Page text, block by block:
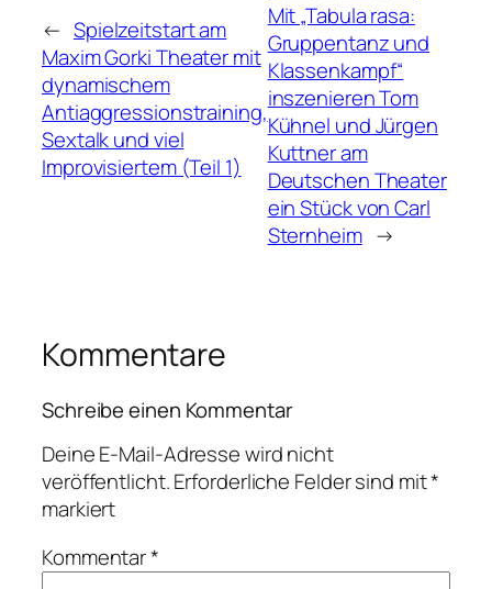
← Spielzeitstart am
Maxim Gorki Theater mit
dynamischem
Antiaggressionstraining,
Sextalk und viel
Improvisiertem (Teil 1)
Mit „Tabula rasa:
Gruppentanz und
Klassenkampf“
inszenieren Tom
Kühnel und Jürgen
Kuttner am
Deutschen Theater
ein Stück von Carl
Sternheim →
Kommentare
Schreibe einen Kommentar
Deine E-Mail-Adresse wird nicht
veröffentlicht.Erforderliche Felder sind mit*
markiert
Kommentar*